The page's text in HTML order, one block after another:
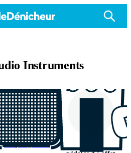
Instruments
Amplis guitare
Unités d ’ effets et